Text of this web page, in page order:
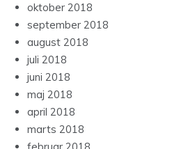
oktober 2018
september 2018
august 2018
juli 2018
juni 2018
maj 2018
april 2018
marts 2018